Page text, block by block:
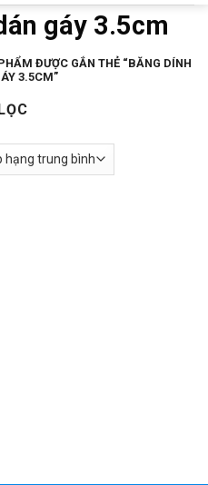
gáy 3.5cm
ĐƯỢC GẮN THẺ “BĂNG DÍNH
3.5CM”